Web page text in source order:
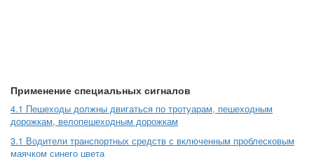
Применение специальных сигналов
4.1 Пешеходы должны двигаться по тротуарам, пешеходным
дорожкам, велопешеходным дорожкам
3.1 Водители транспортных средств с включенным проблесковым
маячком синего цвета